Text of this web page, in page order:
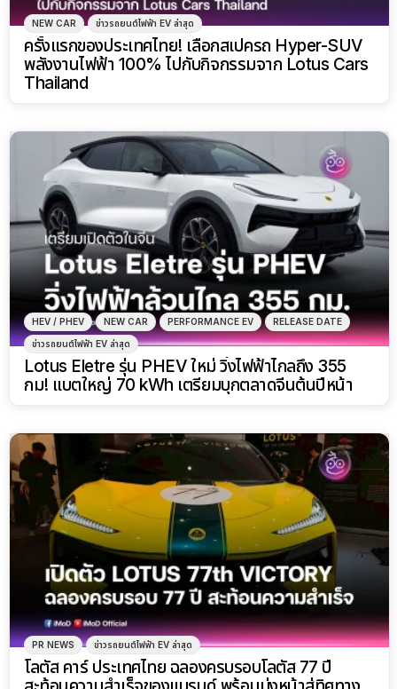
NEW CAR ข่าวรถยนต์ไฟฟ้า EV ล่าสุด
ครั้งแรกของประเทศไทย! เลือกสเปครถ Hyper-SUV
พลังงานไฟฟ้า 100% ไปกับกิจกรรมจาก Lotus Cars
Thailand
HEV / PHEV NEW CAR PERFORMANCE EV RELEASE DATE
ข่าวรถยนต์ไฟฟ้า EV ล่าสุด
Lotus Eletre รุ่น PHEV ใหม่ วิ่งไฟฟ้าไกลถึง 355
กม! แบตใหญ่ 70 kWh เตรียมบุกตลาดจีนต้นปีหน้า
PR NEWS ข่าวรถยนต์ไฟฟ้า EV ล่าสุด
โลตัส คาร์ ประเทศไทย ฉลองครบรอบโลตัส 77 ปี